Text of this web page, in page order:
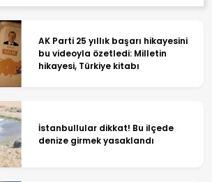
AK Parti 25 yıllık başarı hikayesini
bu videoyla özetledi: Milletin
hikayesi, Türkiye kitabı
İstanbullular dikkat! Bu ilçede
denize girmek yasaklandı